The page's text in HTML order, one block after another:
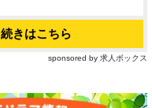
続きはこちら
sponsored by 求人ボックス